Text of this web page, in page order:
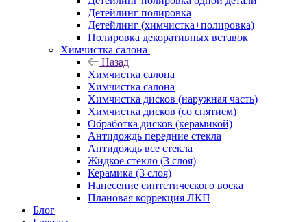
Детейлинг полировка
Детейлинг (химчистка+полировка)
Полировка декоративных вставок
Химчистка салона
Назад
Химчистка салона
Химчистка салона
Химчистка дисков (наружная часть)
Химчистка дисков (со снятием)
Обработка дисков (керамикой)
Антидождь передние стекла
Антидождь все стекла
Жидкое стекло (3 слоя)
Керамика (3 слоя)
Нанесение синтетического воска
Плановая коррекция ЛКП
Блог